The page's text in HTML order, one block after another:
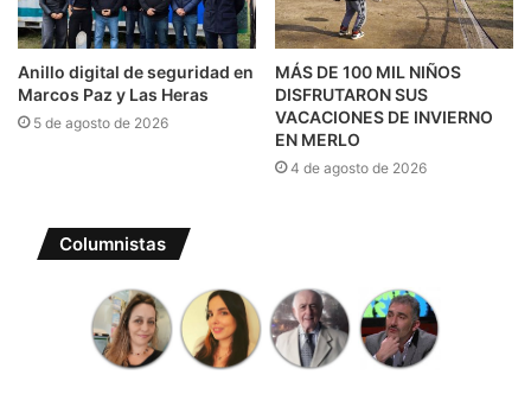
Anillo digital de seguridad en
Marcos Paz y Las Heras
5 de agosto de 2026
MÁS DE 100 MIL NIÑOS
DISFRUTARON SUS
VACACIONES DE INVIERNO
EN MERLO
4 de agosto de 2026
Columnistas